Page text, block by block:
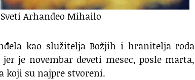
Sveti Arhanđeo Mihailo
kao služitelja Božjih i hranitelja roda
je novembar deveti mesec, posle marta,
koji su najpre stvoreni.